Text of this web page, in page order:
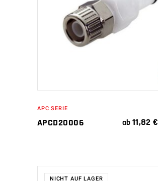
IN DEN WARENKORB
APC SERIE
APCD20006 ab 11,82€
NICHT AUF LAGER